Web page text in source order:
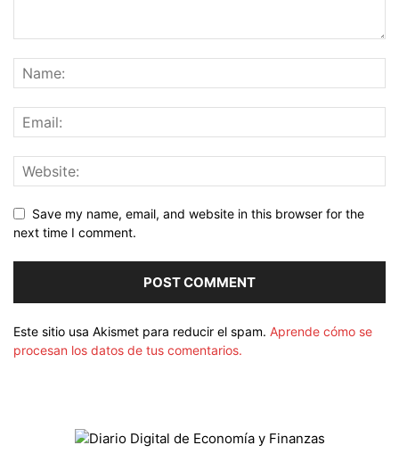
Save my name, email, and website in this browser for the
next time I comment.
Este sitio usa Akismet para reducir el spam. Aprende cómo se
procesan los datos de tus comentarios.